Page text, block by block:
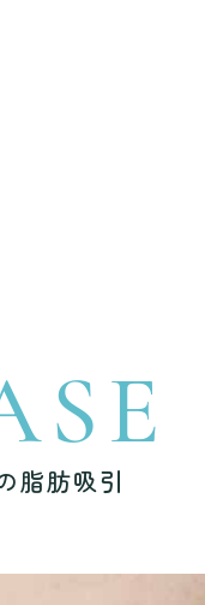
脂肪吸引